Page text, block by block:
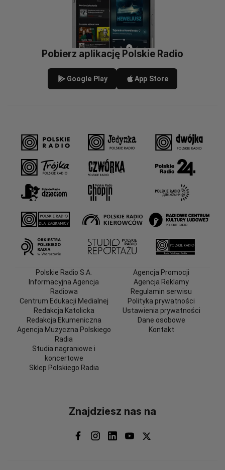
Pobierz aplikację Polskie Radio
Google Play App Store
Polskie Radio S.A.
Informacyjna Agencja
Radiowa
Centrum Edukacji Medialnej
Redakcja Katolicka
Redakcja Ekumeniczna
Agencja Muzyczna Polskiego
Radia
Studia nagraniowe i
koncertowe
Sklep Polskiego Radia
Agencja Promocji
Agencja Reklamy
Regulamin serwisu
Polityka prywatności
Ustawienia prywatności
Dane osobowe
Kontakt
Znajdziesz nas na